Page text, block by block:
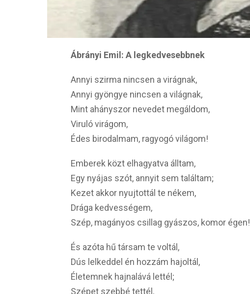
Ábrányi Emil: A legkedvesebbnek
Annyi szirma nincsen a virágnak,
Annyi gyöngye nincsen a világnak,
Mint ahányszor nevedet megáldom,
Viruló virágom,
Édes birodalmam, ragyogó világom!
Emberek közt elhagyatva álltam,
Egy nyájas szót, annyit sem találtam;
Kezet akkor nyujtottál te nékem,
Drága kedvességem,
Szép, magányos csillag gyászos, komor égen!
És azóta hű társam te voltál,
Dús lelkeddel én hozzám hajoltál,
Életemnek hajnalává lettél;
Szépet szebbé tettél,